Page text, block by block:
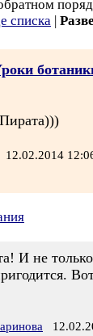
списка |
12.02.2014
И не